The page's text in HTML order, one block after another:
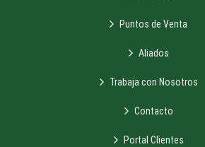
Puntos de Venta
Aliados
Trabaja con Nosotros
Contacto
Portal Clientes